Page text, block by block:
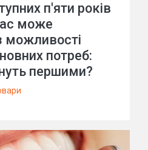
п'яти років
може
можливості
потреб:
першими?